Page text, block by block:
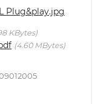
Plug&play.jpg
KBytes
4.60 MBytes